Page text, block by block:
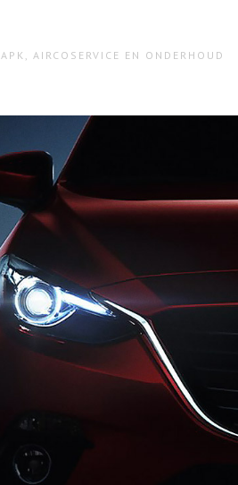
APK, AIRCOSERVICE EN ONDERHOUD